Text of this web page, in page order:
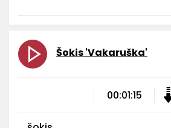
Šokis 'Vakaruška'
00:01:15